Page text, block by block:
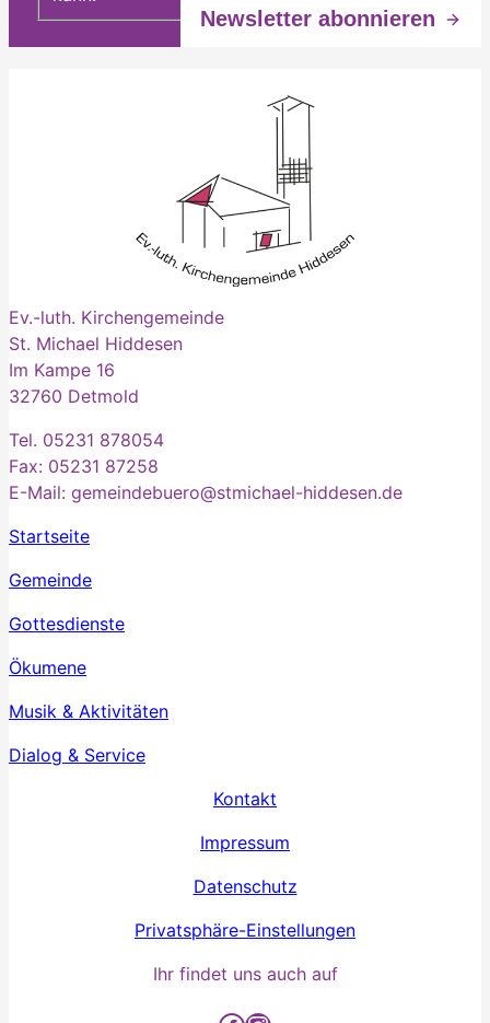
Ev.-luth. Kirchengemeinde
St. Michael Hiddesen
Im Kampe 16
32760 Detmold
Tel. 05231 878054
Fax: 05231 87258
E-Mail: gemeindebuero@stmichael-hiddesen.de
Startseite
Gemeinde
Gottesdienste
Ökumene
Musik & Aktivitäten
Dialog & Service
Kontakt
Impressum
Datenschutz
Privatsphäre-Einstellungen
Ihr findet uns auch auf